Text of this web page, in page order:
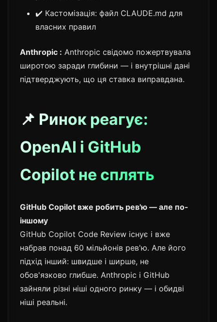
✔️ Кастомізація: файл CLAUDE.md для
власних правил
Anthropic : Anthropic свідомо пожертвувала
широтою заради глибини — і внутрішні дані
підтверджують, що ця ставка виправдана.
📌 Ринок реагує:
OpenAI і GitHub
Copilot не сплять
GitHub Copilot вже робить рев'ю — але по-
іншому
GitHub Copilot Code Review існує і вже
набрав понад 60 мільйонів рев'ю. Але його
підхід інший: швидше і ширше, не
обов'язково глибше. Anthropic і GitHub
зайняли різні ніші одного ринку — і обидві
ніші реальні.